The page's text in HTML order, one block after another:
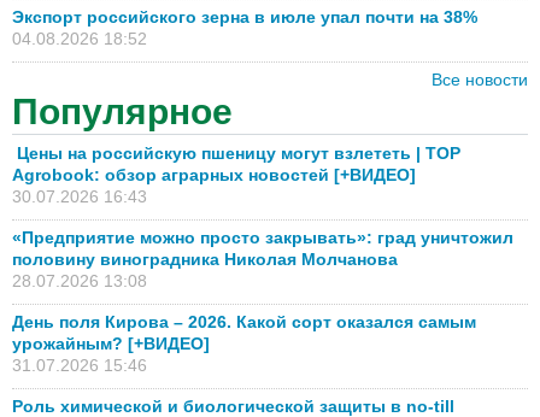
Экспорт российского зерна в июле упал почти на 38%
04.08.2026 18:52
Все новости
Популярное
Цены на российскую пшеницу могут взлететь | TOP
Agrobook: обзор аграрных новостей [+ВИДЕО]
30.07.2026 16:43
«Предприятие можно просто закрывать»: град уничтожил
половину виноградника Николая Молчанова
28.07.2026 13:08
День поля Кирова – 2026. Какой сорт оказался самым
урожайным? [+ВИДЕО]
31.07.2026 15:46
Роль химической и биологической защиты в no-till